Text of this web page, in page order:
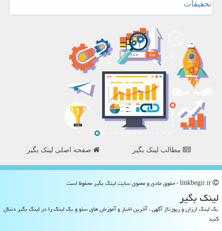
تحقیقات
مطالب لینک بگیر صفحه اصلی لینک بگیر
لینك بگیر
بک لینک ارزان و رپورتاژ آگهی ، آخرین اخبار و آموزش های سئو و بک لینک را در لینک بگیر دنبال
کنید